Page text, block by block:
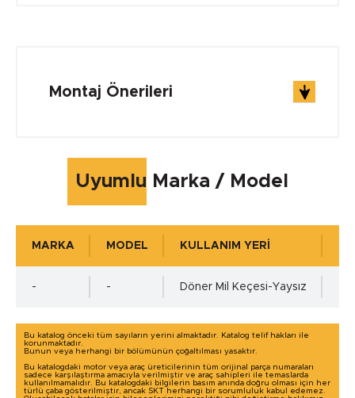
Çalışma Sıcaklığı max.
Çalışma Basıncı
Mil Toleransı - ISO h11 min.
Montaj Önerileri
Uyumlu Marka / Model
MARKA MODEL KULLANIM YERİ
- - Döner Mil Keçesi-Yaysız
Bu katalog önceki tüm sayıların yerini almaktadır. Katalog telif hakları ile
korunmaktadır.
Bunun veya herhangi bir bölümünün çoğaltılması yasaktır.
Bu katalogdaki motor veya araç üreticilerinin tüm orijinal parça numaraları
sadece karşılaştırma amacıyla verilmiştir ve araç sahipleri ile temaslarda
kullanılmamalıdır. Bu katalogdaki bilgilerin basım anında doğru olması için her
türlü çaba gösterilmiştir, ancak SKT herhangi bir sorumluluk kabul edemez.